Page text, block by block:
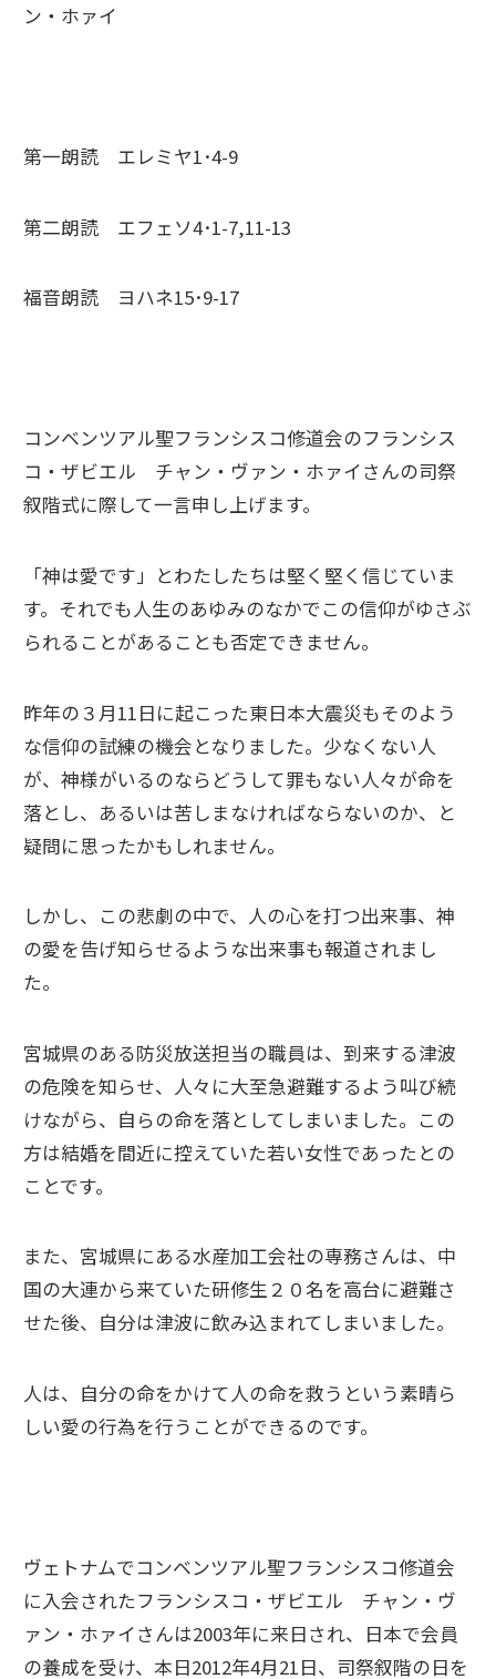
ン・ホァイ
第一朗読 エレミヤ1･4-9
第二朗読 エフェソ4･1-7,11-13
福音朗読 ヨハネ15･9-17
コンベンツアル聖フランシスコ修道会のフランシス
コ・ザビエル チャン・ヴァン・ホァイさんの司祭
叙階式に際して一言申し上げます。
「神は愛です」とわたしたちは堅く堅く信じていま
す。それでも人生のあゆみのなかでこの信仰がゆさぶ
られることがあることも否定できません。
昨年の３月11日に起こった東日本大震災もそのよう
な信仰の試練の機会となりました。少なくない人
が、神様がいるのならどうして罪もない人々が命を
落とし、あるいは苦しまなければならないのか、と
疑問に思ったかもしれません。
しかし、この悲劇の中で、人の心を打つ出来事、神
の愛を告げ知らせるような出来事も報道されまし
た。
宮城県のある防災放送担当の職員は、到来する津波
の危険を知らせ、人々に大至急避難するよう叫び続
けながら、自らの命を落としてしまいました。この
方は結婚を間近に控えていた若い女性であったとの
ことです。
また、宮城県にある水産加工会社の専務さんは、中
国の大連から来ていた研修生２０名を高台に避難さ
せた後、自分は津波に飲み込まれてしまいました。
人は、自分の命をかけて人の命を救うという素晴ら
しい愛の行為を行うことができるのです。
ヴェトナムでコンベンツアル聖フランシスコ修道会
に入会されたフランシスコ・ザビエル チャン・ヴ
ァン・ホァイさんは2003年に来日され、日本で会員
の養成を受け、本日2012年4月21日、司祭叙階の日を